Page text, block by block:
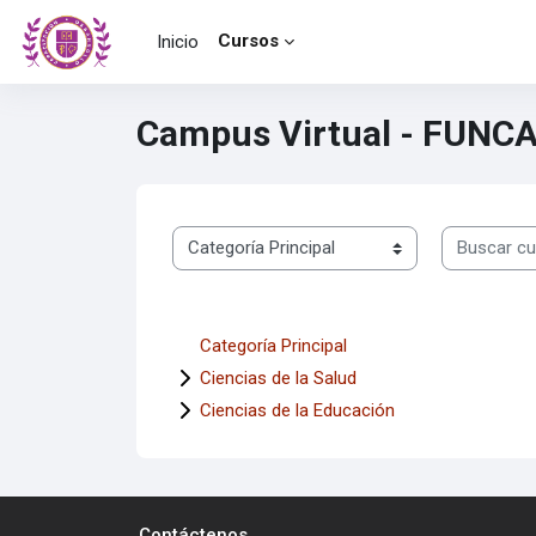
Saltar al contenido principal
Inicio
Cursos
Campus Virtual -
Categorías
Buscar
Categoría Principal
Ciencias de la Salud
Ciencias de la Educación